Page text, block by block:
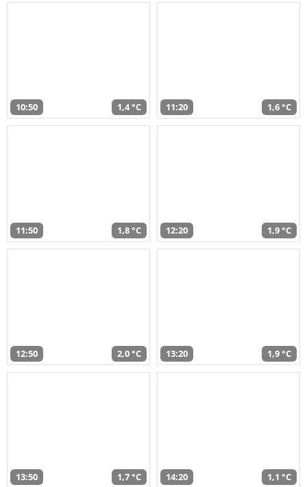
10:50 1,4 °C 11:20 1,6 °C
11:50 1,8 °C 12:20 1,9 °C
12:50 2,0 °C 13:20 1,9 °C
13:50 1,7 °C 14:20 1,1 °C